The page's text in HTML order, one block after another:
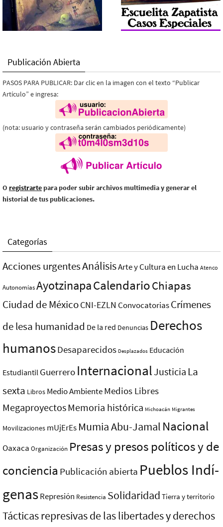
Publicación Abierta
PASOS PARA PUBLICAR: Dar clic en la imagen con el texto “Publicar
Artículo” e ingresa:
(nota: usuario y contraseña serán cambiados periódicamente)
O registrarte para poder subir archivos multimedia y generar el
historial de tus publicaciones.
Categorías
Acciones urgentesAnálisisArte y Cultura en Lucha Atenco
AutonomíasAyotzinapaCalendarioChiapas
Ciudad de MéxicoCNI-EZLN ConvocatoriasCrímenes
de lesa humanidad De la red Denuncias Derechos
humanosDesaparecidos Desplazados Educación
Estudiantil Guerrero InternacionalJusticia La
sexta Libros Medio AmbienteMedios Libres
MegaproyectosMemoria histórica Michoacán Migrantes
Movilizaciones mUjErEs Mumia Abu-Jamal Nacional
Oaxaca Organización Presas y presos polí­ticos y de
conciencia Publicación abierta Pueblos Indí­
genasRepresión Resistencia Solidaridad Tierra y territorio
Tácticas represivas de las libertades y derechos